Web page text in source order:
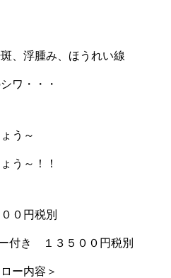
、浮腫み、ほうれい線
ワ・・・
う～
う～！！
０円税別
５００円税別
＞